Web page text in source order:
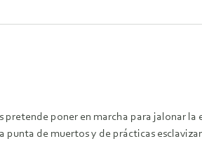
poner en marcha para jalonar
de muertos y de prácticas